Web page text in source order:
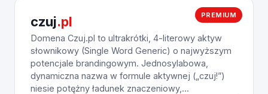
PREMIUM
czuj.pl
Domena Czuj.pl to ultrakrótki, 4-literowy aktyw
słownikowy (Single Word Generic) o najwyższym
potencjale brandingowym. Jednosylabowa,
dynamiczna nazwa w formule aktywnej („czuj!”)
niesie potężny ładunek znaczeniowy,...